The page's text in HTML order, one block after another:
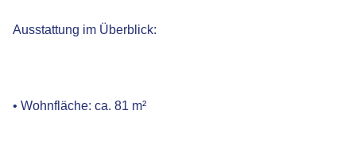
Ausstattung im Überblick:
• Wohnfläche: ca. 81 m²